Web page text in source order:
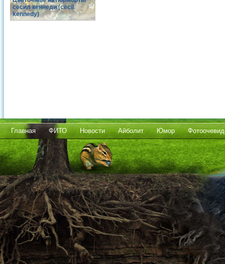
сесил кеннеди (cecil
kennedy)
Главная ФИТО Новости Айболит Юмор